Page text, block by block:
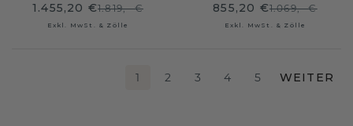
1.455,20 €1.819,- €
Exkl. MwSt. & Zölle
855,20 €1.069,- €
Exkl. MwSt. & Zölle
1 2 3 4 5 WEITER